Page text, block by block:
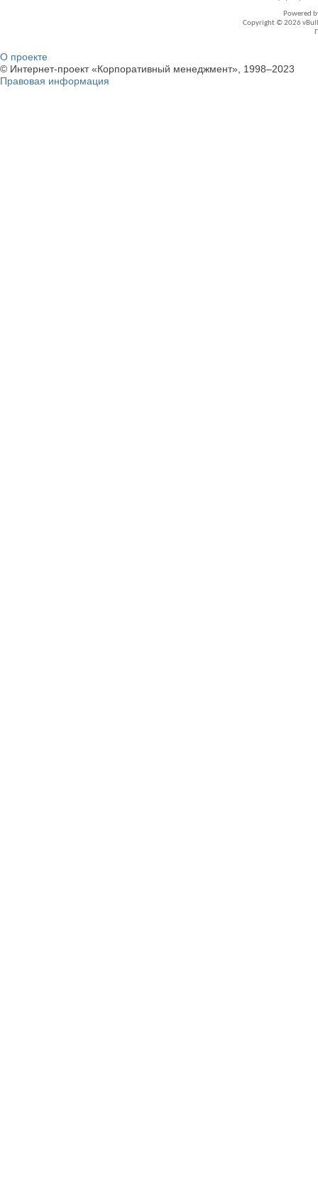
Powered
Copyright © 2026
О проекте
© Интернет-проект «Корпоративный менеджмент», 1998–2023
Правовая информация